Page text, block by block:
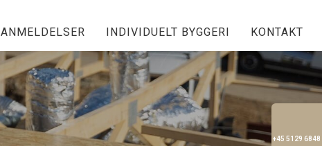
ANMELDELSER INDIVIDUELT BYGGERI KONTAKT
+45 5129 6848